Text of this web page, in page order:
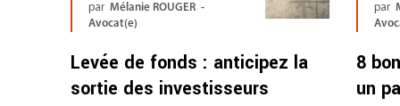
par Mélanie ROUGER -
Avocat(e)
Levée de fonds : anticipez la
sortie des investisseurs
par
8
un